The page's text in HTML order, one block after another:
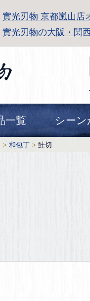
實光刃物 京都嵐山店
實光刃物の大阪・関
一覧 シーン
和包丁 鮭切